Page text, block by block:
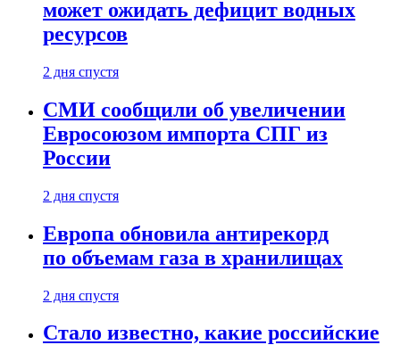
может ожидать дефицит водных
ресурсов
2 дня спустя
СМИ сообщили об увеличении
Евросоюзом импорта СПГ из
России
2 дня спустя
Европа обновила антирекорд
по объемам газа в хранилищах
2 дня спустя
Стало известно, какие российские